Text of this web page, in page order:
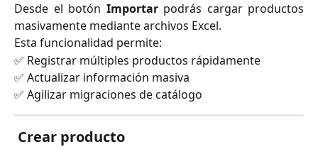
Desde el botón Importarpodrás cargar productos
masivamente mediante archivos Excel.
Esta funcionalidad permite:
✅ Registrar múltiples productos rápidamente
✅ Actualizar información masiva
✅ Agilizar migraciones de catálogo
Crear producto